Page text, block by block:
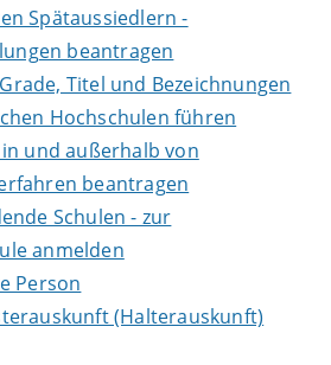
Spätaussiedlern -
beantragen
Titel und Bezeichnungen
Hochschulen führen
und außerhalb von
beantragen
Schulen - zur
anmelden
Person
(Halterauskunft)